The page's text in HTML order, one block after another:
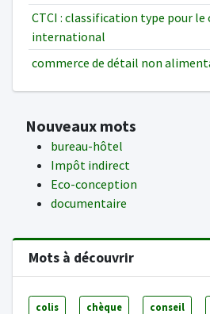
CTCI : classification type pour le
international
commerce de détail non
Nouveaux mots
bureau-hôtel
Impôt indirect
Eco-conception
documentaire
Mots à découvrir
colis chèque conseil